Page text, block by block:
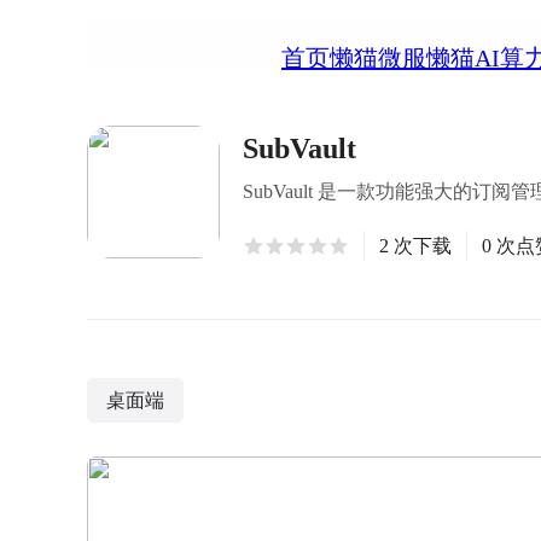
首页懒猫微服懒猫AI算
SubVault
SubVault 是一款功能强大的订阅
2 次下载 0 次点
桌面端